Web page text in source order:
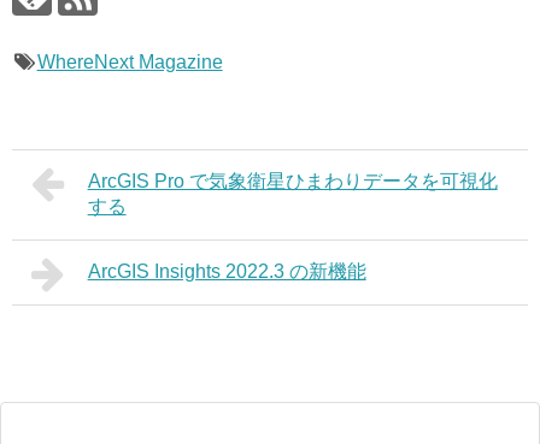
WhereNext Magazine
ArcGIS Pro で気象衛星ひまわりデータを可視化
する
ArcGIS Insights 2022.3 の新機能